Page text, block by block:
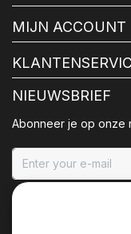
MIJN ACCOUNT
NIEUWSBRIEF
Abonneer je op onze